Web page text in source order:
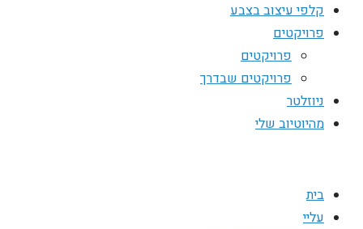
קלפי עיצוב בצבע
פרויקטים
פרויקטים
פרויקטים שבדרך
ניוזלטר
מהיוטיוב שלי
בית
עליי